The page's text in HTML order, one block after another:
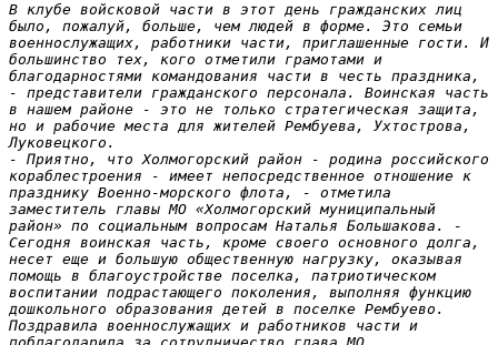
В клубе войсковой части в этот день гражданских лиц
было, пожалуй, больше, чем людей в форме. Это семьи
военнослужащих, работники части, приглашенные гости. И
большинство тех, кого отметили грамотами и
благодарностями командования части в честь праздника,
- представители гражданского персонала. Воинская часть
в нашем районе - это не только стратегическая защита,
но и рабочие места для жителей Рембуева, Ухтострова,
Луковецкого.
- Приятно, что Холмогорский район - родина российского
кораблестроения - имеет непосредственное отношение к
празднику Военно-морского флота, - отметила
заместитель главы МО «Холмогорский муниципальный
район» по социальным вопросам Наталья Большакова. -
Сегодня воинская часть, кроме своего основного долга,
несет еще и большую общественную нагрузку, оказывая
помощь в благоустройстве поселка, патриотическом
воспитании подрастающего поколения, выполняя функцию
дошкольного образования детей в поселке Рембуево.
Поздравила военнослужащих и работников части и